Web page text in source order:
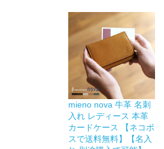
mieno nova 牛革 名刺
入れ レディース 本革
カードケース 【ネコポ
スで送料無料】【名入